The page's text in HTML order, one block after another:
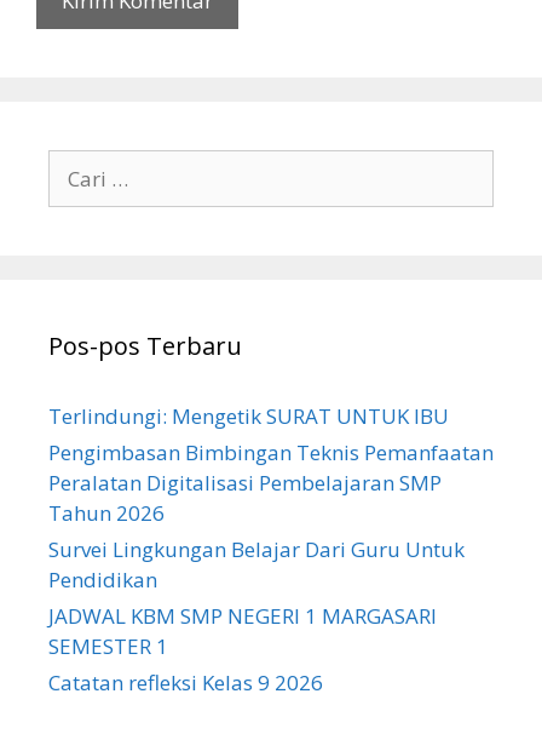
untuk:
Pos-pos Terbaru
Terlindungi: Mengetik SURAT UNTUK IBU
Pengimbasan Bimbingan Teknis Pemanfaatan
Peralatan Digitalisasi Pembelajaran SMP
Tahun 2026
Survei Lingkungan Belajar Dari Guru Untuk
Pendidikan
JADWAL KBM SMP NEGERI 1 MARGASARI
SEMESTER 1
Catatan refleksi Kelas 9 2026